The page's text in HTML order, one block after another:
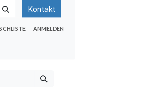
Kontakt
ANMELDEN